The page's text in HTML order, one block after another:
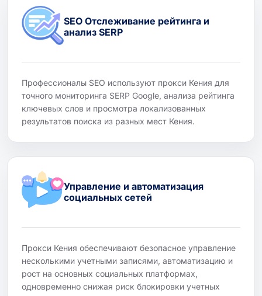
SEO Отслеживание рейтинга и
анализ SERP
Профессионалы SEO используют прокси Кения для
точного мониторинга SERP Google, анализа рейтинга
ключевых слов и просмотра локализованных
результатов поиска из разных мест Кения.
Управление и автоматизация
социальных сетей
Прокси Кения обеспечивают безопасное управление
несколькими учетными записями, автоматизацию и
рост на основных социальных платформах,
одновременно снижая риск блокировки учетных